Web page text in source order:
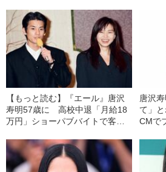
【もっと読む】『エール』唐沢
寿明57歳に 高校中退「月給18
万円」ショーパブバイトで客と
唐沢
て」
CMで